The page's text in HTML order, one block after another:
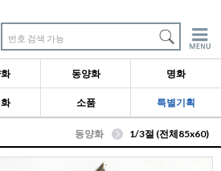
번호 검색 가능
동양화 명화
소품 특별기획
동양화 1/3절 (전체85x60)